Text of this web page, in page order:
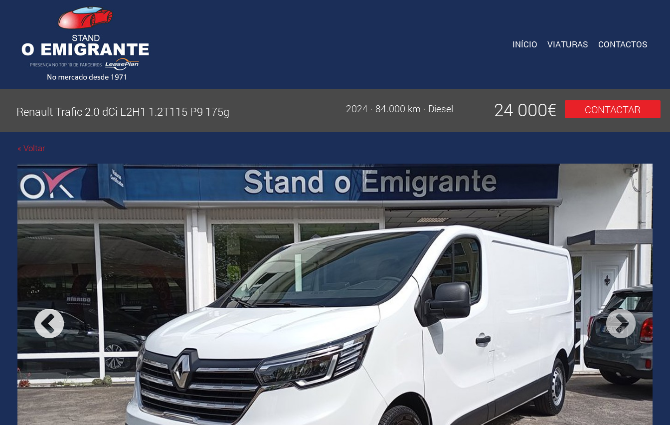
INÍCIO VIATURAS CONTACTOS
Renault Trafic 2.0 dCi L2H1 1.2T115 P9 175g 2024 · 84.000 km · Diesel 24 000€ CONTACTAR
« Voltar